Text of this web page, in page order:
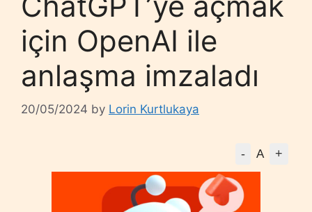
için OpenAI ile
anlaşma imzaladı
20/05/2024 by Lorin Kurtlukaya
- A +